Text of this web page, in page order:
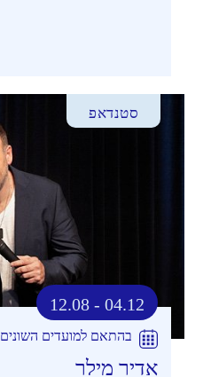
סטנדאפ
12.08 - 04.12
בהתאם למועדים השונים
אדיר מילר